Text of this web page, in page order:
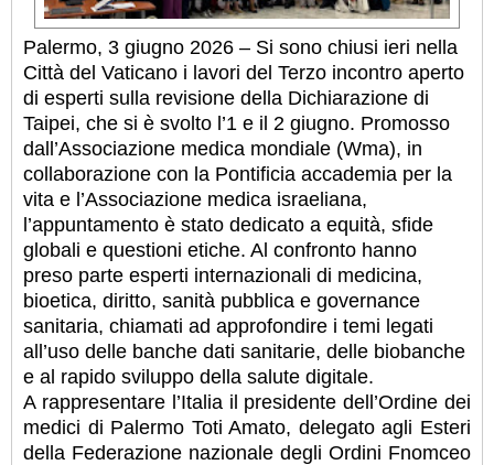
Palermo, 3 giugno 2026 – Si sono chiusi ieri nella
Città del Vaticano i lavori del Terzo incontro aperto
di esperti sulla revisione della Dichiarazione di
Taipei, che si è svolto l’1 e il 2 giugno. Promosso
dall’Associazione medica mondiale (Wma), in
collaborazione con la Pontificia accademia per la
vita e l’Associazione medica israeliana,
l’appuntamento è stato dedicato a equità, sfide
globali e questioni etiche. Al confronto hanno
preso parte esperti internazionali di medicina,
bioetica, diritto, sanità pubblica e governance
sanitaria, chiamati ad approfondire i temi legati
all’uso delle banche dati sanitarie, delle biobanche
e al rapido sviluppo della salute digitale.
A rappresentare l’Italia il presidente dell’Ordine dei
medici di Palermo Toti Amato, delegato agli Esteri
della Federazione nazionale degli Ordini Fnomceo